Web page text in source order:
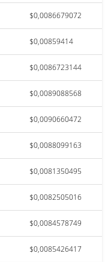
$0,0086679072
$0,00859414
$0,0086723144
$0,0089088568
$0,0090660472
$0,0088099163
$0,0081350495
$0,0082505016
$0,0084578749
$0,0085426417